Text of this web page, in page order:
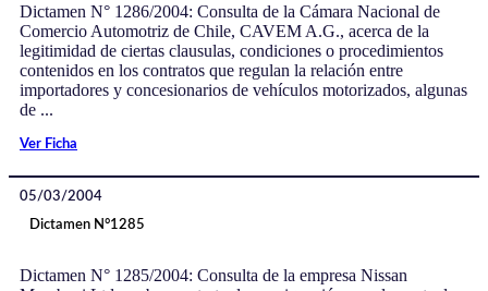
Dictamen N° 1286/2004: Consulta de la Cámara Nacional de
Comercio Automotriz de Chile, CAVEM A.G., acerca de la
legitimidad de ciertas clausulas, condiciones o procedimientos
contenidos en los contratos que regulan la relación entre
importadores y concesionarios de vehículos motorizados, algunas
de ...
Ver Ficha
05/03/2004
Dictamen N°1285
Dictamen N° 1285/2004: Consulta de la empresa Nissan